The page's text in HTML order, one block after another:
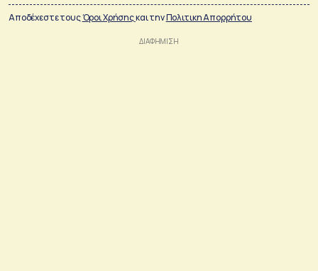
Αποδέχεστε τουςΌροι Χρήσηςκαι τηνΠολιτικη Απορρήτου